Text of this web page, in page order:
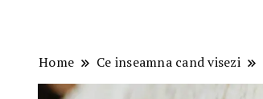
Home Ce inseamna cand visezi